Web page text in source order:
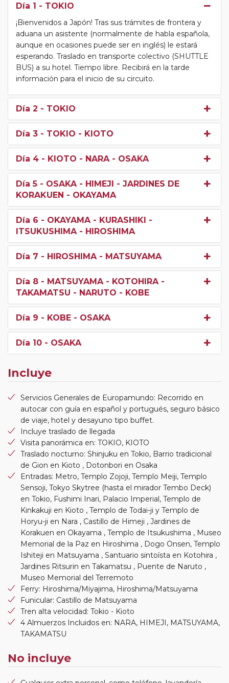
Día 1 - TOKIO
¡Bienvenidos a Japón! Tras sus trámites de frontera y
aduana un asistente (normalmente de habla española,
aunque en ocasiones puede ser en inglés) le estará
esperando. Traslado en transporte colectivo (SHUTTLE
BUS) a su hotel. Tiempo libre. Recibirá en la tarde
información para el inicio de su circuito.
Día 2 - TOKIO
Día 3 - TOKIO - KIOTO
Día 4 - KIOTO - NARA - OSAKA
Día 5 - OSAKA - HIMEJI - JARDINES DE
KORAKUEN - OKAYAMA
Día 6 - OKAYAMA - KURASHIKI -
ITSUKUSHIMA - HIROSHIMA
Día 7 - HIROSHIMA - MATSUYAMA
Día 8 - MATSUYAMA - KOTOHIRA -
TAKAMATSU - NARUTO - KOBE
Día 9 - KOBE - OSAKA
Día 10 - OSAKA
Incluye
Servicios Generales de Europamundo: Recorrido en
autocar con guía en español y portugués, seguro básico
de viaje, hotel y desayuno tipo buffet.
Incluye traslado de llegada
Visita panorámica en: TOKIO, KIOTO
Traslado nocturno: Shinjuku en Tokio, Barrio tradicional
de Gion en Kioto , Dotonbori en Osaka
Entradas: Metro, Templo Zojoji, Templo Meiji, Templo
Sensoji, Tokyo Skytree (hasta el mirador Tembo Deck)
en Tokio, Fushimi Inari, Palacio Imperial, Templo de
Kinkakuji en Kioto , Templo de Todai-ji y Templo de
Horyu-ji en Nara , Castillo de Himeji , Jardines de
Korakuen en Okayama , Templo de Itsukushima , Museo
Memorial de la Paz en Hiroshima , Dogo Onsen, Templo
Ishiteji en Matsuyama , Santuario sintoísta en Kotohira ,
Jardines Ritsurin en Takamatsu , Puente de Naruto ,
Museo Memorial del Terremoto
Ferry: Hiroshima/Miyajima, Hiroshima/Matsuyama
Funicular: Castillo de Matsuyama
Tren alta velocidad: Tokio - Kioto
4 Almuerzos Incluidos en: NARA, HIMEJI, MATSUYAMA,
TAKAMATSU
No incluye